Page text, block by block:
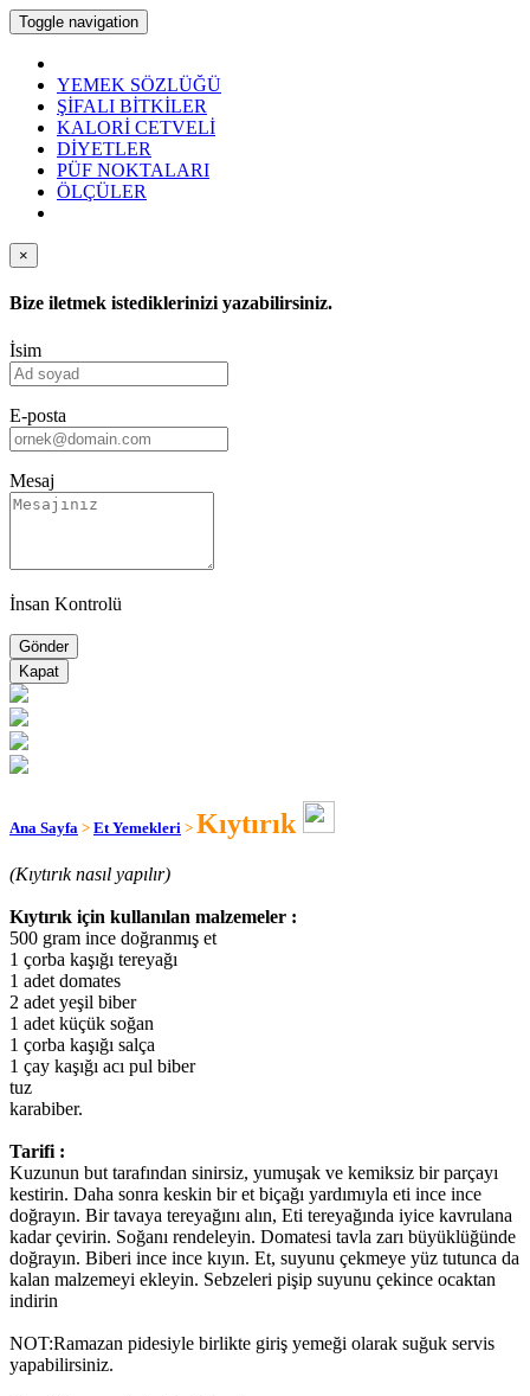
Toggle navigation
YEMEK SÖZLÜĞÜ
ŞİFALI BİTKİLER
KALORİ CETVELİ
DİYETLER
PÜF NOKTALARI
ÖLÇÜLER
×
Bize iletmek istediklerinizi yazabilirsiniz.
İsim
E-posta
Mesaj
İnsan Kontrolü
Kapat
Ana Sayfa > Et Yemekleri > Kıytırık
(Kıytırık nasıl yapılır)
Kıytırık için kullanılan malzemeler :
500 gram ince doğranmış et
1 çorba kaşığı tereyağı
1 adet domates
2 adet yeşil biber
1 adet küçük soğan
1 çorba kaşığı salça
1 çay kaşığı acı pul biber
tuz
karabiber.
Tarifi :
Kuzunun but tarafından sinirsiz, yumuşak ve kemiksiz bir parçayı
kestirin. Daha sonra keskin bir et biçağı yardımıyla eti ince ince
doğrayın. Bir tavaya tereyağını alın, Eti tereyağında iyice kavrulana
kadar çevirin. Soğanı rendeleyin. Domatesi tavla zarı büyüklüğünde
doğrayın. Biberi ince ince kıyın. Et, suyunu çekmeye yüz tutunca da
kalan malzemeyi ekleyin. Sebzeleri pişip suyunu çekince ocaktan
indirin
NOT:Ramazan pidesiyle birlikte giriş yemeği olarak suğuk servis
yapabilirsiniz.